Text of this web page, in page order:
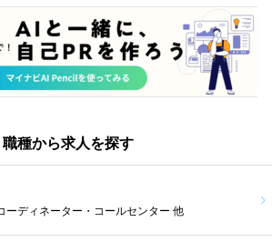
職種から求人を探す
ーディネーター・コールセンター 他